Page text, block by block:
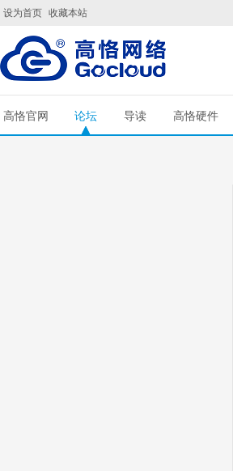
设为首页 收藏本站
高恪官网 论坛 导读 高恪硬件